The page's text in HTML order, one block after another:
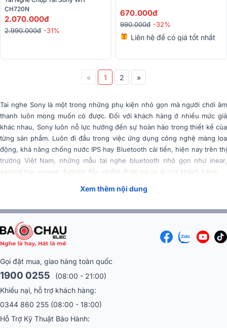
CH720N
2.070.000đ
2.990.000đ -31%
670.000đ
990.000đ -32%
Liên hệ để có giá tốt nhất
« 1 2 »
Tai nghe Sony là một trong những phụ kiện nhỏ gọn mà người chơi âm
thanh luôn mong muốn có được. Đối với khách hàng ở nhiều mức giá
khác nhau, Sony luôn nỗ lực hướng đến sự hoàn hảo trong thiết kế của
từng sản phẩm. Luôn đi đầu trong việc ứng dụng công nghệ màng loa
động, khả năng chống nước IPS hay Bluetooth cải tiến, hiện nay trên thị
trường Việt Nam, những mẫu tai nghe bluetooth nhỏ gọn như inear,
earpud hay oneear, fullsize đều chiếm được sự ưu ái của khách hàng.
Quá trình hình thành thương hiệu Sony
Sony (tên đầy đủ là Sony Corporation) - một công ty đa quốc gia có trụ
công ty hàng đầu thế giới về điện tử. Masaru Ibuka và Akio Morita là hai
người sáng lập công ty.
Xem thêm nội dung
Gọi đặt mua, giao hàng toàn quốc
1900 0255
(08:00 - 21:00)
Khiếu nại, hỗ trợ khách hàng:
0344 860 255 (08:00 - 18:00)
Hỗ Trợ Kỹ Thuật Bảo Hành: